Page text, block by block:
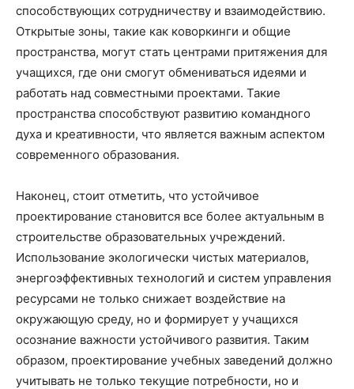
способствующих сотрудничеству и взаимодействию.
Открытые зоны, такие как коворкинги и общие
пространства, могут стать центрами притяжения для
учащихся, где они смогут обмениваться идеями и
работать над совместными проектами. Такие
пространства способствуют развитию командного
духа и креативности, что является важным аспектом
современного образования.
Наконец, стоит отметить, что устойчивое
проектирование становится все более актуальным в
строительстве образовательных учреждений.
Использование экологически чистых материалов,
энергоэффективных технологий и систем управления
ресурсами не только снижает воздействие на
окружающую среду, но и формирует у учащихся
осознание важности устойчивого развития. Таким
образом, проектирование учебных заведений должно
учитывать не только текущие потребности, но и